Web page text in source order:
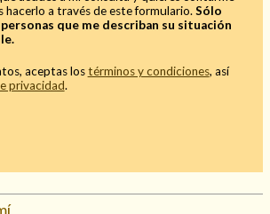
hacerlo a través de este formulario.Sólo
que me describan su situación
aceptas lostérminos y condiciones, así
privacidad.